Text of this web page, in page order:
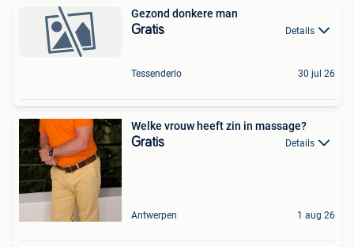
Gezond donkere man
Gratis Details
Tessenderlo 30 jul 26
Welke vrouw heeft zin in massage?
Gratis Details
Antwerpen 1 aug 26